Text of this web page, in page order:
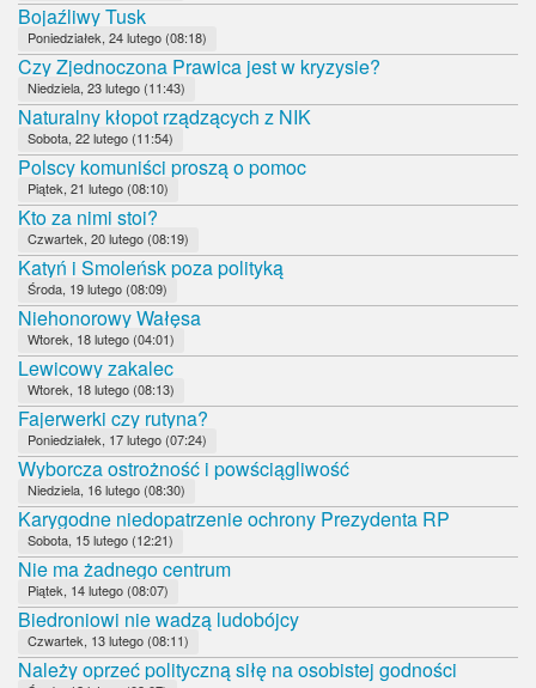
Bojaźliwy Tusk
Poniedziałek, 24 lutego (08:18)
Czy Zjednoczona Prawica jest w kryzysie?
Niedziela, 23 lutego (11:43)
Naturalny kłopot rządzących z NIK
Sobota, 22 lutego (11:54)
Polscy komuniści proszą o pomoc
Piątek, 21 lutego (08:10)
Kto za nimi stoi?
Czwartek, 20 lutego (08:19)
Katyń i Smoleńsk poza polityką
Środa, 19 lutego (08:09)
Niehonorowy Wałęsa
Wtorek, 18 lutego (04:01)
Lewicowy zakalec
Wtorek, 18 lutego (08:13)
Fajerwerki czy rutyna?
Poniedziałek, 17 lutego (07:24)
Wyborcza ostrożność i powściągliwość
Niedziela, 16 lutego (08:30)
Karygodne niedopatrzenie ochrony Prezydenta RP
Sobota, 15 lutego (12:21)
Nie ma żadnego centrum
Piątek, 14 lutego (08:07)
Biedroniowi nie wadzą ludobójcy
Czwartek, 13 lutego (08:11)
Należy oprzeć polityczną siłę na osobistej godności